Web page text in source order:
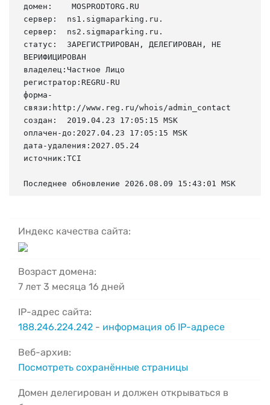
домен:    MOSPRODTORG.RU
сервер:  ns1.sigmaparking.ru.
сервер:  ns2.sigmaparking.ru.
статус:  ЗАРЕГИСТРИРОВАН, ДЕЛЕГИРОВАН, НЕ
ВЕРИФИЦИРОВАН
владелец:Частное Лицо
регистратор:REGRU-RU
форма-
связи:http://www.reg.ru/whois/admin_contact
создан:  2019.04.23 17:05:15 MSK
оплачен-до:2027.04.23 17:05:15 MSK
дата-удаления:2027.05.24
источник:TCI
Последнее обновление 2026.08.09 15:43:01 MSK
Индекс качества сайта:
Возраст домена:
7 лет 3 месяца 16 дней
IP-адрес сайта:
188.246.224.242 - информация об IP-адресе
Веб-архив:
Посмотреть сохранённые страницы
Домен делегирован и должен открываться в